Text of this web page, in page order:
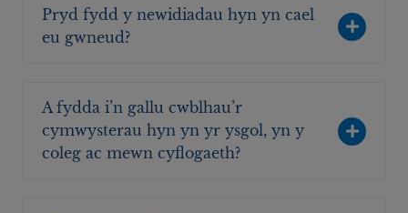
Pryd fydd y newidiadau hyn yn cael
eu gwneud?
A fydda i’n gallu cwblhau’r
cymwysterau hyn yn yr ysgol, yn y
coleg ac mewn cyflogaeth?